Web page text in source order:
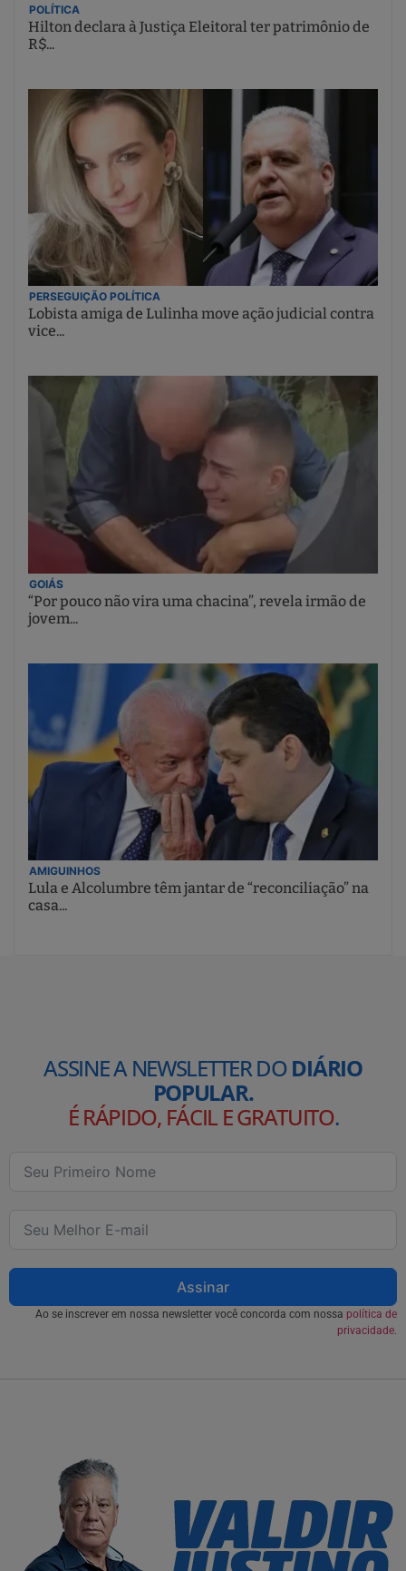
POLÍTICA
Hilton declara à Justiça Eleitoral ter patrimônio de
R$...
PERSEGUIÇÃO POLÍTICA
Lobista amiga de Lulinha move ação judicial contra
vice...
GOIÁS
“Por pouco não vira uma chacina”, revela irmão de
jovem...
AMIGUINHOS
Lula e Alcolumbre têm jantar de “reconciliação” na
casa...
ASSINE A NEWSLETTER DODIÁRIO
POPULAR.
É RÁPIDO, FÁCIL E GRATUITO.
Assinar
Ao se inscrever em nossa newsletter você concorda com nossa política de
privacidade.